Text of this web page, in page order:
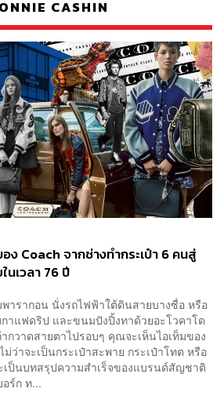
CASHIN
ง Coach จากช่างทำกระเป๋า 6 คนสู่
เวลา 76 ปี
รากอน นั่งรถไฟฟ้าใต้ดินสายบางซื่อ หรือ
าแฟดริป และขนมปังปิ้งทาด้วยอะโวคาโด
กวาดสายตาไปรอบๆ คุณจะเห็นไอเท็มของ
ว่าจะเป็นกระเป๋าสะพาย กระเป๋าโทต หรือ
เป็นบทสรุปความสำเร็จของแบรนด์สัญชาติ
ร์ก ท...